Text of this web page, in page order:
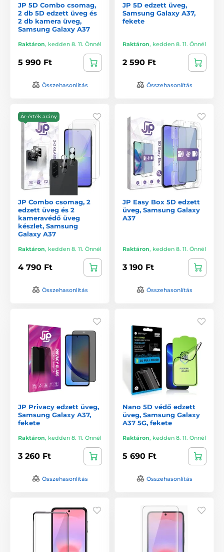
JP 5D Combo csomag,
2 db 5D edzett üveg és
2 db kamera üveg,
Samsung Galaxy A37
Raktáron, kedden 8. 11. Önnél
5 990 Ft
Összehasonlítás
JP 5D edzett üveg,
Samsung Galaxy A37,
fekete
Raktáron, kedden 8. 11. Önnél
2 590 Ft
Összehasonlítás
Ár-érték arány
JP Combo csomag, 2
edzett üveg és 2
kameravédő üveg
készlet, Samsung
Galaxy A37
Raktáron, kedden 8. 11. Önnél
4 790 Ft
Összehasonlítás
JP Easy Box 5D edzett
üveg, Samsung Galaxy
A37
Raktáron, kedden 8. 11. Önnél
3 190 Ft
Összehasonlítás
JP Privacy edzett üveg,
Samsung Galaxy A37,
fekete
Raktáron, kedden 8. 11. Önnél
3 260 Ft
Összehasonlítás
Nano 5D védő edzett
üveg, Samsung Galaxy
A37 5G, fekete
Raktáron, kedden 8. 11. Önnél
5 690 Ft
Összehasonlítás